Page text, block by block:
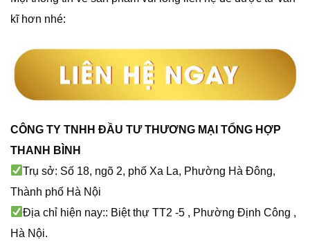
kĩ hơn nhé:
CÔNG TY TNHH ĐẦU TƯ THƯƠNG MẠI TỔNG HỢP
THANH BÌNH
Trụ sở: Số 18, ngõ 2, phố Xa La, Phường Hà Đông,
Thành phố Hà Nội
Địa chỉ hiện nay:: Biệt thự TT2 -5 , Phường Định Công ,
Hà Nội.